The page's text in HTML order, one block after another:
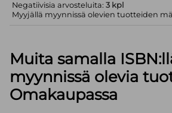
Negatiivisia arvosteluita:3 kpl
Myyjällä myynnissä olevien tuotteiden
Muita samalla
myynnissä olevia
Omakaupassa